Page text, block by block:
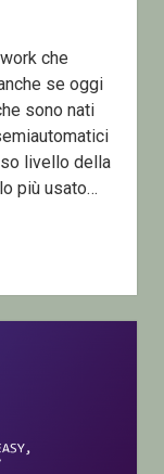
che
se oggi
sono nati
livello della
più usato…